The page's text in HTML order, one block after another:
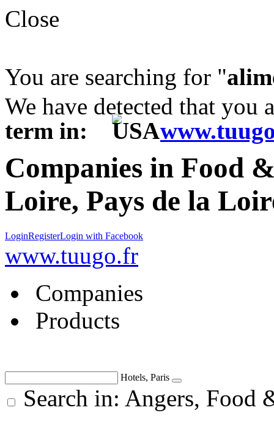
Close
You are searching for "
We have detected that you
term in:
Companies in Food
Loire, Pays de la
LoginRegisterLogin with Facebook
www.tuugo.fr
Companies
Products
Hotels, Paris
Search in: Angers, Food